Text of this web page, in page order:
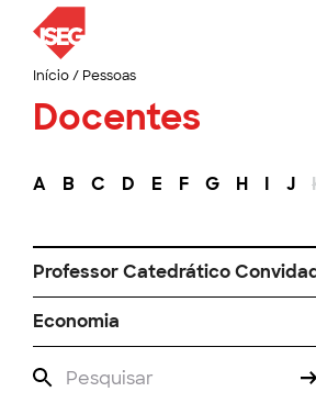
Início/ Pessoas
Docentes
A B C D E F G H I J
Professor Catedrático
Economia